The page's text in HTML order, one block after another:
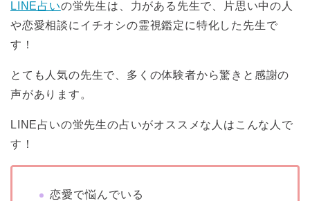
LINE占いの蛍先生は、力がある先生で、片思い中の人
や恋愛相談にイチオシの霊視鑑定に特化した先生で
す！
とても人気の先生で、多くの体験者から驚きと感謝の
声があります。
LINE占いの蛍先生の占いがオススメな人はこんな人で
す！
恋愛で悩んでいる